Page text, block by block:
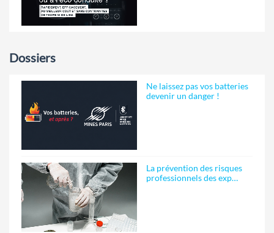
Dossiers
Ne laissez pas vos batteries
devenir un danger !
La prévention des risques
professionnels des exp…